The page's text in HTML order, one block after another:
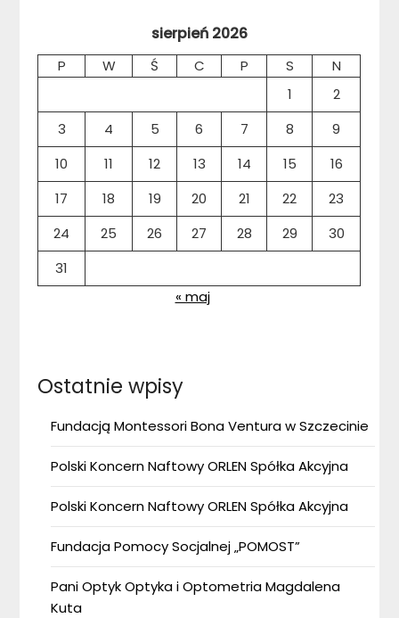
sierpień 2026
P W Ś C P S
N
1
2
3
4 5 6 7 8
9
10
11 12 13 14 15
16
17
18 19 20 21 22
23
24
25 26 27 28 29
30
31
« maj
Ostatnie wpisy
Fundacją Montessori Bona Ventura w Szczecinie
Polski Koncern Naftowy ORLEN Spółka Akcyjna
Polski Koncern Naftowy ORLEN Spółka Akcyjna
Fundacja Pomocy Socjalnej „POMOST”
Pani Optyk Optyka i Optometria Magdalena
Kuta